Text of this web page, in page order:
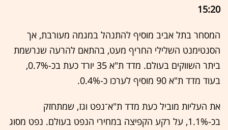
15:20
המסחר בתל אביב מוסיף להתנהל במגמה מעורבת, אך
הסנטימנט השלילי החריף מעט, בהתאם להרעה שנרשמת
ביתר השווקים בעולם. מדד ת"א 35 יורד כעת בכ-0.7%,
בעוד מדד ת"א 90 מוסיף לערכו כ-0.4%.
את העליות מוביל כעת מדד ת"א־נפט וגז, שמתחזק
בכ-1.1%, על רקע הקפיצה במחירי הנפט בעולם. נפט מסוג